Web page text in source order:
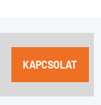
KAPCSOLAT